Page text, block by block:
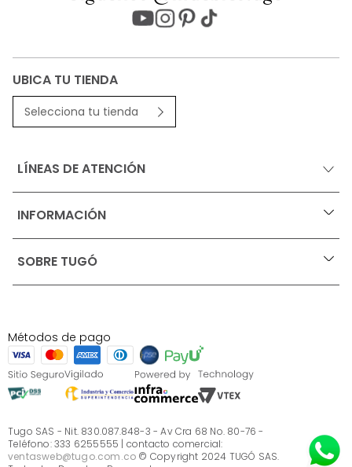
UBICA TU TIENDA
Selecciona tu tienda
LÍNEAS DE ATENCIÓN
INFORMACIÓN +
Ofertas vigentes
Términos, condiciones y restricciones para productos
S.A.S
Términos, condiciones y restricciones Tugó S.A.S
Instructivo cuidado de muebles
Sé parte de Tugó
¿Quiénes somos?
Servicio al cliente
SOBRE TUGÓ +
¿Quieres vender en Tugó?
Métodos de pago
Tugo SAS - Nit. 830.087.848-3 - Av Cra 68 No. 80-76 -
Teléfono: 333 6255555 | contacto comercial:
ventasweb@tugo.com.co © Copyright 2024 TUGÓ SAS.